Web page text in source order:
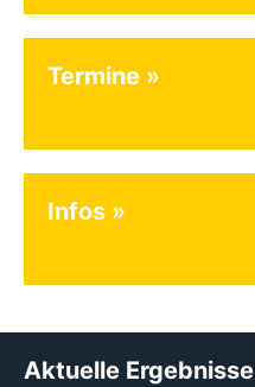
Termine
Infos
Aktuelle Ergebnisse